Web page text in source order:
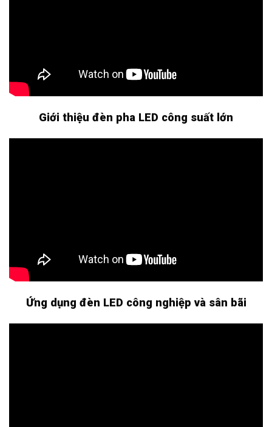
Giới thiệu đèn pha LED công suất lớn
Ứng dụng đèn LED công nghiệp và sân bãi